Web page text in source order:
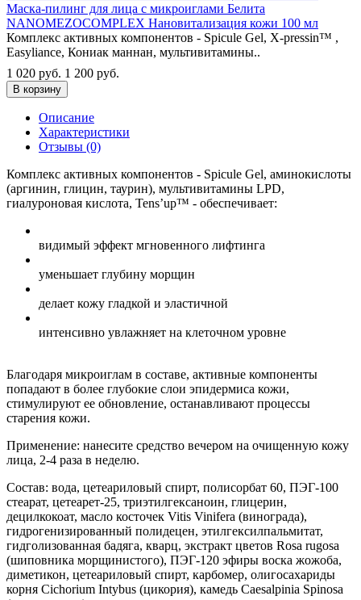
Маска-пилинг для лица с микроиглами Белита
NANOMEZOCOMPLEX Нановитализация кожи 100 мл
Комплекс активных компонентов - Spicule Gel, X-pressin™ ,
Easyliance, Кониак маннан, мультивитамины..
1 020 руб. 1 200 руб.
В корзину
Описание
Характеристики
Отзывы (0)
Комплекс активных компонентов - Spicule Gel, аминокислоты
(аргинин, глицин, таурин), мультивитамины LPD,
гиалуроновая кислота, Tens’up™ - обеспечивает:
видимый эффект мгновенного лифтинга
уменьшает глубину морщин
делает кожу гладкой и эластичной
интенсивно увлажняет на клеточном уровне
Благодаря микроиглам в составе, активные компоненты
попадают в более глубокие слои эпидермиса кожи,
стимулируют ее обновление, останавливают процессы
старения кожи.
Применение: нанесите средство вечером на очищенную кожу
лица, 2-4 раза в неделю.
Состав: вода, цетеариловый спирт, полисорбат 60, ПЭГ-100
стеарат, цетеарет-25, триэтилгексаноин, глицерин,
децилкокоат, масло косточек Vitis Vinifera (винограда),
гидрогенизированный полидецен, этилгексилпальмитат,
гидголизованная бадяга, кварц, экстракт цветов Rosa rugosa
(шиповника морщинистого), ПЭГ-120 эфиры воска жожоба,
диметикон, цетеариловый спирт, карбомер, олигосахариды
корня Cichorium Intybus (цикория), камедь Caesalpinia Spinosa